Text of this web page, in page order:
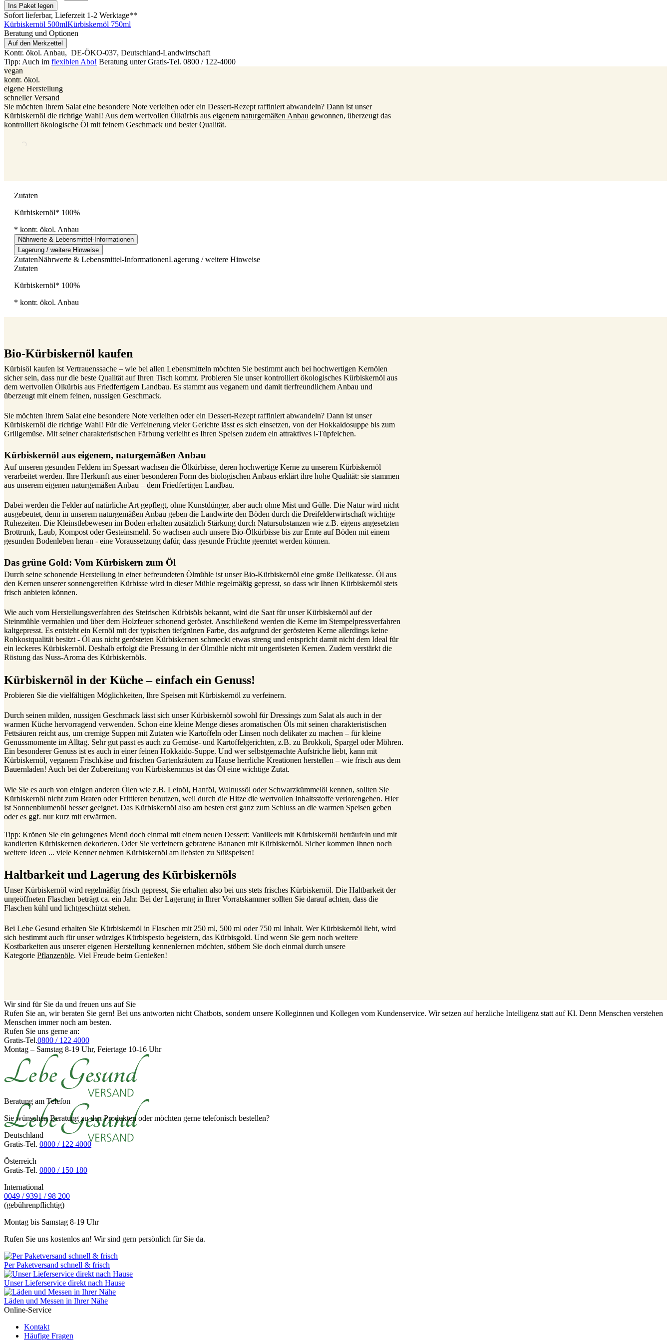
Ins Paket legen
Sofort lieferbar, Lieferzeit 1-2 Werktage**
Kürbiskernöl 500mlKürbiskernöl 750ml
Beratung und Optionen
Auf den Merkzettel
Kontr. ökol. Anbau, DE-ÖKO-037, Deutschland-Landwirtschaft
Tipp: Auch im flexiblen Abo! Beratung unter Gratis-Tel. 0800 / 122-4000
vegan
kontr. ökol.
eigene Herstellung
schneller Versand
Sie möchten Ihrem Salat eine besondere Note verleihen oder ein Dessert-Rezept raffiniert abwandeln? Dann ist unser
Kürbiskernöl die richtige Wahl! Aus dem wertvollen Ölkürbis aus eigenem naturgemäßen Anbau gewonnen, überzeugt das
kontrolliert ökologische Öl mit feinem Geschmack und bester Qualität.
Zutaten
Kürbiskernöl* 100%
* kontr. ökol. Anbau
Nährwerte & Lebensmittel-Informationen
Lagerung / weitere Hinweise
ZutatenNährwerte & Lebensmittel-InformationenLagerung / weitere Hinweise
Zutaten
Kürbiskernöl* 100%
* kontr. ökol. Anbau
Bio-Kürbiskernöl kaufen
Kürbisöl kaufen ist Vertrauenssache – wie bei allen Lebensmitteln möchten Sie bestimmt auch bei hochwertigen Kernölen
sicher sein, dass nur die beste Qualität auf Ihren Tisch kommt. Probieren Sie unser kontrolliert ökologisches Kürbiskernöl aus
dem wertvollen Ölkürbis aus Friedfertigem Landbau. Es stammt aus veganem und damit tierfreundlichem Anbau und
überzeugt mit einem feinen, nussigen Geschmack.
Sie möchten Ihrem Salat eine besondere Note verleihen oder ein Dessert-Rezept raffiniert abwandeln? Dann ist unser
Kürbiskernöl die richtige Wahl! Für die Verfeinerung vieler Gerichte lässt es sich einsetzen, von der Hokkaidosuppe bis zum
Grillgemüse. Mit seiner charakteristischen Färbung verleiht es Ihren Speisen zudem ein attraktives i-Tüpfelchen.
Kürbiskernöl aus eigenem, naturgemäßen Anbau
Auf unseren gesunden Feldern im Spessart wachsen die Ölkürbisse, deren hochwertige Kerne zu unserem Kürbiskernöl
verarbeitet werden. Ihre Herkunft aus einer besonderen Form des biologischen Anbaus erklärt ihre hohe Qualität: sie stammen
aus unserem eigenen naturgemäßen Anbau – dem Friedfertigen Landbau.
Dabei werden die Felder auf natürliche Art gepflegt, ohne Kunstdünger, aber auch ohne Mist und Gülle. Die Natur wird nicht
ausgebeutet, denn in unserem naturgemäßen Anbau geben die Landwirte den Böden durch die Dreifelderwirtschaft wichtige
Ruhezeiten. Die Kleinstlebewesen im Boden erhalten zusätzlich Stärkung durch Natursubstanzen wie z.B. eigens angesetzten
Brottrunk, Laub, Kompost oder Gesteinsmehl. So wachsen auch unsere Bio-Ölkürbisse bis zur Ernte auf Böden mit einem
gesunden Bodenleben heran - eine Voraussetzung dafür, dass gesunde Früchte geerntet werden können.
Das grüne Gold: Vom Kürbiskern zum Öl
Durch seine schonende Herstellung in einer befreundeten Ölmühle ist unser Bio-Kürbiskernöl eine große Delikatesse. Öl aus
den Kernen unserer sonnengereiften Kürbisse wird in dieser Mühle regelmäßig gepresst, so dass wir Ihnen Kürbiskernöl stets
frisch anbieten können.
Wie auch vom Herstellungsverfahren des Steirischen Kürbisöls bekannt, wird die Saat für unser Kürbiskernöl auf der
Steinmühle vermahlen und über dem Holzfeuer schonend geröstet. Anschließend werden die Kerne im Stempelpressverfahren
kaltgepresst. Es entsteht ein Kernöl mit der typischen tiefgrünen Farbe, das aufgrund der gerösteten Kerne allerdings keine
Rohkostqualität besitzt - Öl aus nicht gerösteten Kürbiskernen schmeckt etwas streng und entspricht damit nicht dem Ideal für
ein leckeres Kürbiskernöl. Deshalb erfolgt die Pressung in der Ölmühle nicht mit ungerösteten Kernen. Zudem verstärkt die
Röstung das Nuss-Aroma des Kürbiskernöls.
Kürbiskernöl in der Küche – einfach ein Genuss!
Probieren Sie die vielfältigen Möglichkeiten, Ihre Speisen mit Kürbiskernöl zu verfeinern.
Durch seinen milden, nussigen Geschmack lässt sich unser Kürbiskernöl sowohl für Dressings zum Salat als auch in der
warmen Küche hervorragend verwenden. Schon eine kleine Menge dieses aromatischen Öls mit seinen charakteristischen
Fettsäuren reicht aus, um cremige Suppen mit Zutaten wie Kartoffeln oder Linsen noch delikater zu machen – für kleine
Genussmomente im Alltag. Sehr gut passt es auch zu Gemüse- und Kartoffelgerichten, z.B. zu Brokkoli, Spargel oder Möhren.
Ein besonderer Genuss ist es auch in einer feinen Hokkaido-Suppe. Und wer selbstgemachte Aufstriche liebt, kann mit
Kürbiskernöl, veganem Frischkäse und frischen Gartenkräutern zu Hause herrliche Kreationen herstellen – wie frisch aus dem
Bauernladen! Auch bei der Zubereitung von Kürbiskernmus ist das Öl eine wichtige Zutat.
Wie Sie es auch von einigen anderen Ölen wie z.B. Leinöl, Hanföl, Walnussöl oder Schwarzkümmelöl kennen, sollten Sie
Kürbiskernöl nicht zum Braten oder Frittieren benutzen, weil durch die Hitze die wertvollen Inhaltsstoffe verlorengehen. Hier
ist Sonnenblumenöl besser geeignet. Das Kürbiskernöl also am besten erst ganz zum Schluss an die warmen Speisen geben
oder es ggf. nur kurz mit erwärmen.
Tipp: Krönen Sie ein gelungenes Menü doch einmal mit einem neuen Dessert: Vanilleeis mit Kürbiskernöl beträufeln und mit
kandierten Kürbiskernen dekorieren. Oder Sie verfeinern gebratene Bananen mit Kürbiskernöl. Sicher kommen Ihnen noch
weitere Ideen ... viele Kenner nehmen Kürbiskernöl am liebsten zu Süßspeisen!
Haltbarkeit und Lagerung des Kürbiskernöls
Unser Kürbiskernöl wird regelmäßig frisch gepresst, Sie erhalten also bei uns stets frisches Kürbiskernöl. Die Haltbarkeit der
ungeöffneten Flaschen beträgt ca. ein Jahr. Bei der Lagerung in Ihrer Vorratskammer sollten Sie darauf achten, dass die
Flaschen kühl und lichtgeschützt stehen.
Bei Lebe Gesund erhalten Sie Kürbiskernöl in Flaschen mit 250 ml, 500 ml oder 750 ml Inhalt. Wer Kürbiskernöl liebt, wird
sich bestimmt auch für unser würziges Kürbispesto begeistern, das Kürbisgold. Und wenn Sie gern noch weitere
Kostbarkeiten aus unserer eigenen Herstellung kennenlernen möchten, stöbern Sie doch einmal durch unsere
Kategorie Pflanzenöle. Viel Freude beim Genießen!
Wir sind für Sie da und freuen uns auf Sie
Rufen Sie an, wir beraten Sie gern! Bei uns antworten nicht Chatbots, sondern unsere Kolleginnen und Kollegen vom Kundenservice. Wir setzen auf herzliche Intelligenz statt auf Kl. Denn Menschen verstehen
Menschen immer noch am besten.
Rufen Sie uns gerne an:
Gratis-Tel.0800 / 122 4000
Montag – Samstag 8-19 Uhr, Feiertage 10-16 Uhr
Beratung am Telefon
Sie wünschen Beratung zu den Produkten oder möchten gerne telefonisch bestellen?
Deutschland
Gratis-Tel. 0800 / 122 4000
Österreich
Gratis-Tel. 0800 / 150 180
International
0049 / 9391 / 98 200
(gebührenpflichtig)
Montag bis Samstag 8-19 Uhr
Rufen Sie uns kostenlos an! Wir sind gern persönlich für Sie da.
Per Paketversand schnell & frisch
Unser Lieferservice direkt nach Hause
Läden und Messen in Ihrer Nähe
Online-Service
Kontakt
Häufige Fragen